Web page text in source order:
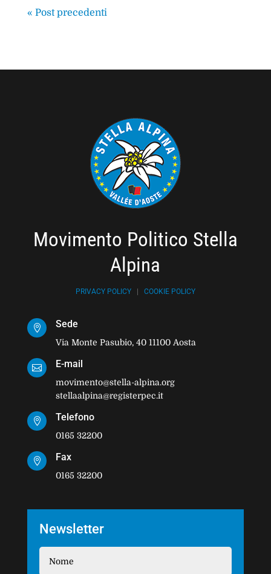
« Post precedenti
Movimento Politico Stella
Alpina
PRIVACY POLICY| COOKIE POLICY
 Sede
Via Monte Pasubio, 40 11100 Aosta
 E-mail
movimento@stella-alpina.org
stellaalpina@registerpec.it
 Telefono
0165 32200
 Fax
0165 32200
Newsletter